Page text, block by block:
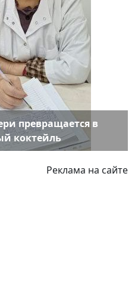
превращается в
коктейль
Реклама на сайте